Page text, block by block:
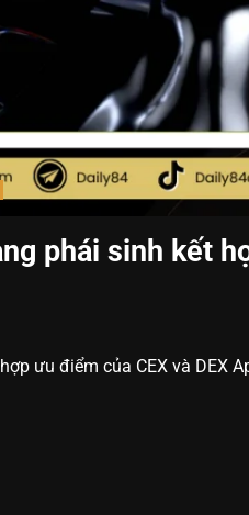
phái sinh kết
ưu điểm của CEX và DEX